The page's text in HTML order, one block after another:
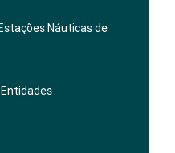
Náuticas de